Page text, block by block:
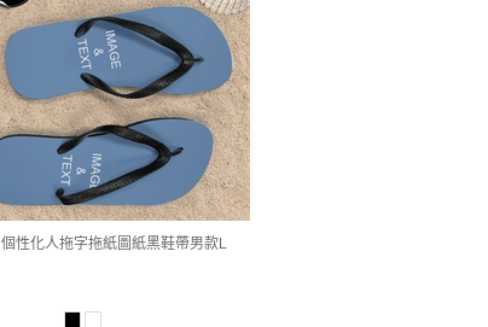
個性化人拖字拖紙圖紙黑鞋帶男款L